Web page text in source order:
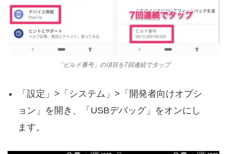
「ビルド番号」の項目を7回連続でタップ
「設定」>「システム」>「開発者向けオプシ
ョン」を開き、「USBデバッグ」をオンにし
ます。